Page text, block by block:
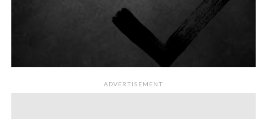
ADVERTISEMENT